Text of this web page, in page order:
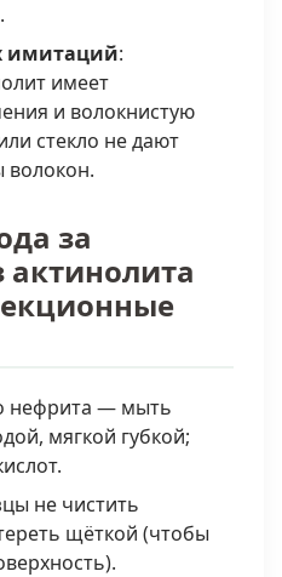
имитаций:
имеет
и волокнистую
стекло не дают
за
нефрита — мыть
мягкой губкой;
не чистить
щёткой (чтобы